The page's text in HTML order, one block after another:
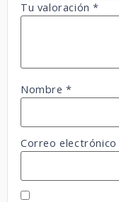
Tu valoración*
Nombre*
Correo